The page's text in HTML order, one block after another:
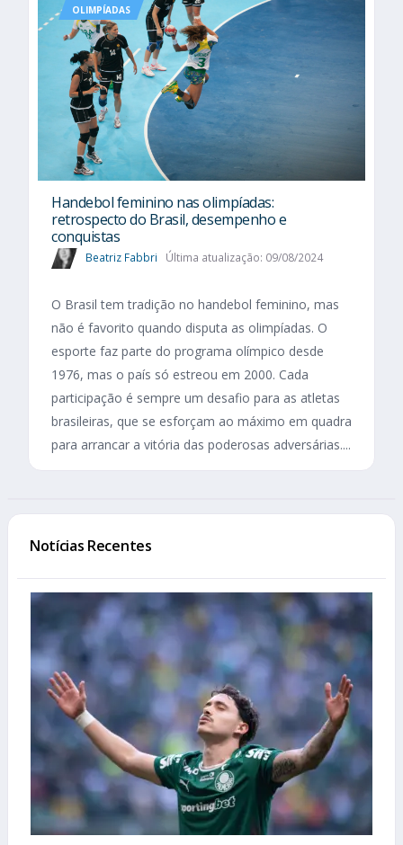
OLIMPÍADAS
Handebol feminino nas olimpíadas:
retrospecto do Brasil, desempenho e
conquistas
Beatriz Fabbri Última atualização: 09/08/2024
O Brasil tem tradição no handebol feminino, mas
não é favorito quando disputa as olimpíadas. O
esporte faz parte do programa olímpico desde
1976, mas o país só estreou em 2000. Cada
participação é sempre um desafio para as atletas
brasileiras, que se esforçam ao máximo em quadra
para arrancar a vitória das poderosas adversárias....
Notícias Recentes